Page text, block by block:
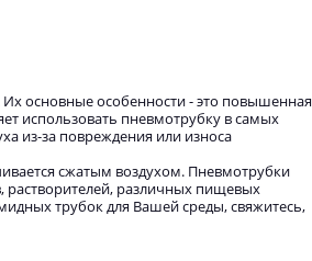
основные особенности - это повышенная
использовать пневмотрубку в самых
из-за повреждения или износа
сжатым воздухом. Пневмотрубки
растворителей, различных пищевых
трубок для Вашей среды, свяжитесь,